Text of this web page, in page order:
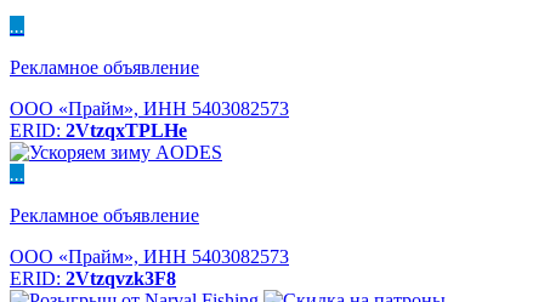
...
Рекламное объявление
ООО «Прайм», ИНН 5403082573
ERID: 2VtzqxTPLHe
...
Рекламное объявление
ООО «Прайм», ИНН 5403082573
ERID: 2Vtzqvzk3F8